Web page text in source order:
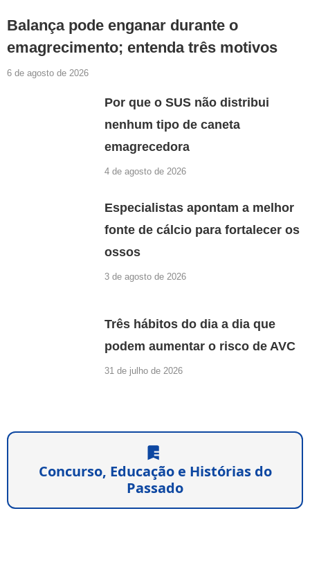
Balança pode enganar durante o
emagrecimento; entenda três motivos
6 de agosto de 2026
Por que o SUS não distribui
nenhum tipo de caneta
emagrecedora
4 de agosto de 2026
Especialistas apontam a melhor
fonte de cálcio para fortalecer os
ossos
3 de agosto de 2026
Três hábitos do dia a dia que
podem aumentar o risco de AVC
31 de julho de 2026
Concurso, Educação e Histórias do
Passado